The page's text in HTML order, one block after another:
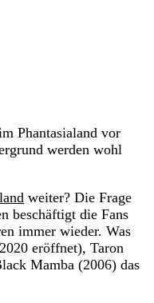
Phantasialand vor
werden wohl
weiter? Die Frage
beschäftigt die Fans
immer wieder. Was
eröffnet), Taron
Mamba (2006) das